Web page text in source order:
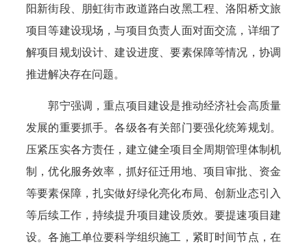
阳新街段、朋虹街市政道路白改黑工程、洛阳桥文旅
项目等建设现场，与项目负责人面对面交流，详细了
解项目规划设计、建设进度、要素保障等情况，协调
推进解决存在问题。
郭宁强调，重点项目建设是推动经济社会高质量
发展的重要抓手。各级各有关部门要强化统筹规划。
压紧压实各方责任，建立健全项目全周期管理体制机
制，优化服务效率，抓好征迁用地、项目审批、资金
等要素保障，扎实做好绿化亮化布局、创新业态引入
等后续工作，持续提升项目建设质效。要提速项目建
设。各施工单位要科学组织施工，紧盯时间节点，在